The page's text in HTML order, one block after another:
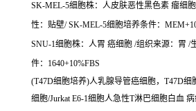
SK-MEL-5细胞株：人皮肤恶性黑色素 瘤细
性：贴壁/ SK-MEL-5细胞培养条件：
SNU-1细胞株：人胃 癌细胞 /组织来源：胃 /
件：1640+10%FBS
(T47D细胞培养)人乳腺导管癌细胞，T47D细
细胞/Jurkat E6-1细胞人急性T淋巴细胞白血